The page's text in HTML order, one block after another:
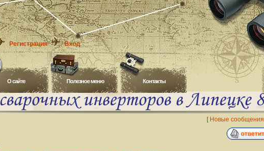
Регистрация Вход
O сайте Полезное меню Контакты
[ Новые сообщения